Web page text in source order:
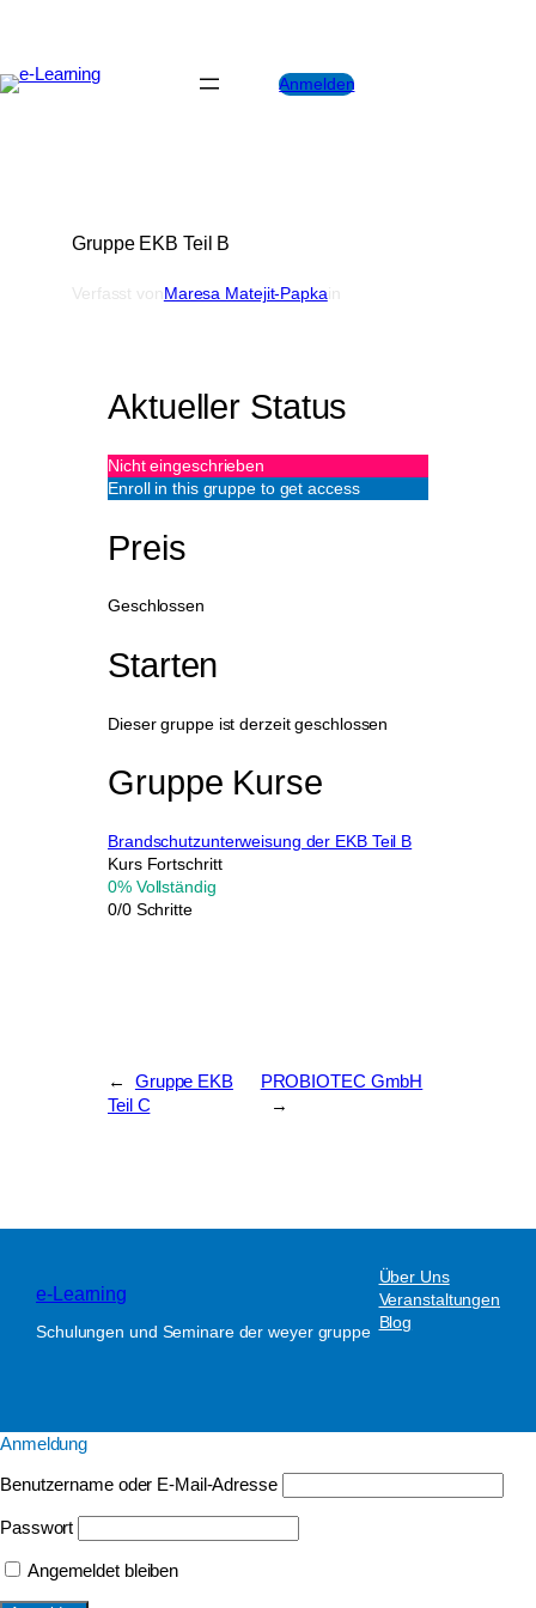
springen
Anmelden
Gruppe EKB Teil B
Verfasst von Maresa Matejit-Papkain
Aktueller Status
Nicht eingeschrieben
Enroll in this gruppe to get access
Preis
Geschlossen
Starten
Dieser gruppe ist derzeit geschlossen
Gruppe Kurse
Brandschutzunterweisung der EKB Teil B
Kurs Fortschritt
0% Vollständig
0/0 Schritte
←
Gruppe EKB
Teil C
PROBIOTEC GmbH
→
e-Learning
Schulungen und Seminare der weyer gruppe
Über Uns
Veranstaltungen
Blog
Anmeldung
Benutzername oder E-Mail-Adresse
Passwort
Angemeldet bleiben